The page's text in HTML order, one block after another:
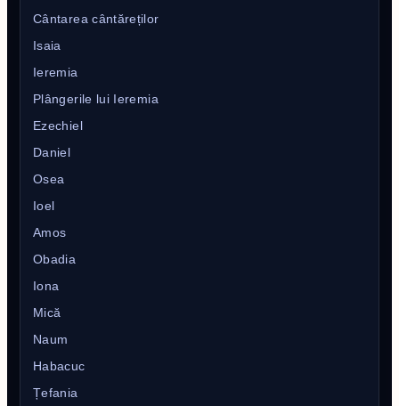
Cântarea cântăreților
Isaia
Ieremia
Plângerile lui Ieremia
Ezechiel
Daniel
Osea
Ioel
Amos
Obadia
Iona
Mică
Naum
Habacuc
Țefania